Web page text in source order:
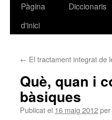
Vés
Pàgina
d'inici
Diccionaris
← El tractament integrat de
Què, quan i
bàsiques
Publicat el 16 maig 2012per